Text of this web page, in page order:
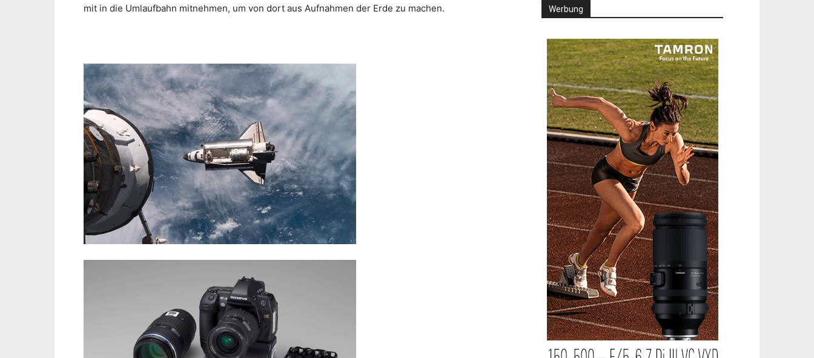
mit in die Umlaufbahn mitnehmen, um von dort aus Aufnahmen der Erde zu machen.
Werbung